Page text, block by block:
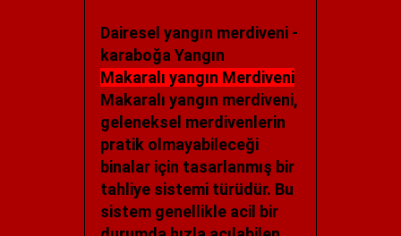
Dairesel yangın merdiveni -
karaboğa Yangın
Makaralı yangın Merdiveni
Makaralı yangın merdiveni,
geleneksel merdivenlerin
pratik olmayabileceği
binalar için tasarlanmış bir
tahliye sistemi türüdür. Bu
sistem genellikle acil bir